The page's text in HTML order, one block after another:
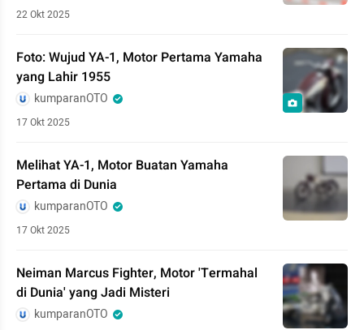
22 Okt 2025
Foto: Wujud YA-1, Motor Pertama Yamaha
yang Lahir 1955
kumparanOTO
17 Okt 2025
Melihat YA-1, Motor Buatan Yamaha
Pertama di Dunia
kumparanOTO
17 Okt 2025
Neiman Marcus Fighter, Motor 'Termahal
di Dunia' yang Jadi Misteri
kumparanOTO